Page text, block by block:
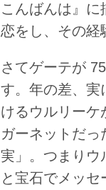
こんばんは』
恋をし、その経
さてゲーテが
す。年の差、実
けるウルリーケ
ガーネットだ
実」。つまりウ
と宝石でメッ